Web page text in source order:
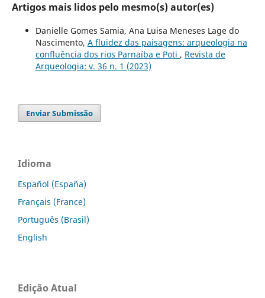
Artigos mais lidos pelo mesmo(s) autor(es)
Danielle Gomes Samia, Ana Luisa Meneses Lage do
Nascimento, A fluidez das paisagens: arqueologia na
confluência dos rios Parnaíba e Poti , Revista de
Arqueologia: v. 36 n. 1 (2023)
Enviar Submissão
Idioma
Español (España)
Français (France)
Português (Brasil)
English
Edição Atual